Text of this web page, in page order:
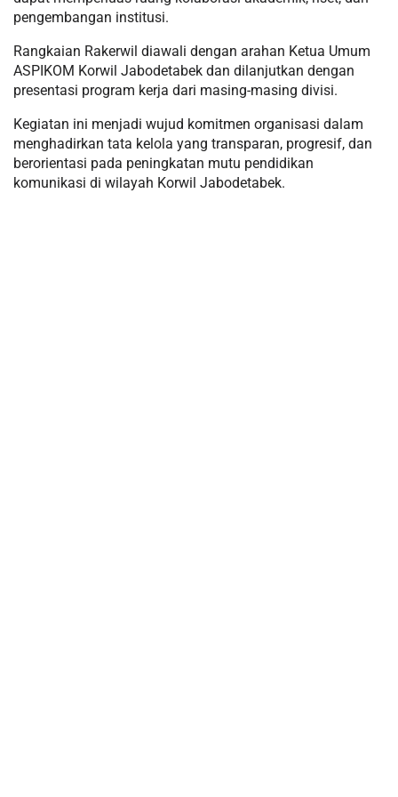
pengembangan institusi.
Rangkaian Rakerwil diawali dengan arahan Ketua Umum
ASPIKOM Korwil Jabodetabek dan dilanjutkan dengan
presentasi program kerja dari masing-masing divisi.
Kegiatan ini menjadi wujud komitmen organisasi dalam
menghadirkan tata kelola yang transparan, progresif, dan
berorientasi pada peningkatan mutu pendidikan
komunikasi di wilayah Korwil Jabodetabek.